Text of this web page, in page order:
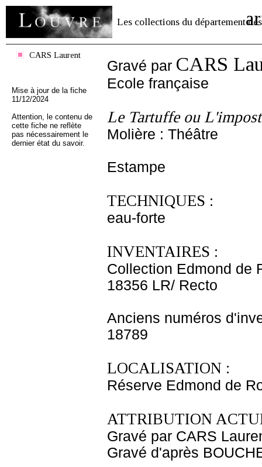
Les collections du département des
CARS Laurent
Mise à jour de la fiche
11/12/2024
Attention, le contenu de
cette fiche ne reflète
pas nécessairement le
dernier état du savoir.
Gravé par CARS
Ecole française
Le Tartuffe ou
Molière : Théâtre
Estampe
TECHNIQUES :
eau-forte
INVENTAIRES :
Collection Edmond de
18356 LR/ Recto
Anciens numéros
18789
LOCALISATION :
Réserve Edmond de
ATTRIBUTION
Gravé par CARS
Gravé d'après